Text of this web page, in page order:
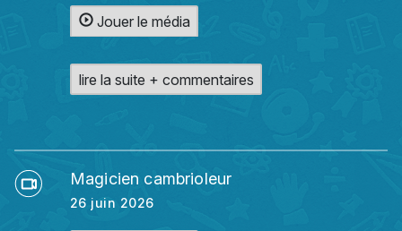
Jouer le média
lire la suite + commentaires
Magicien cambrioleur
26 juin 2026